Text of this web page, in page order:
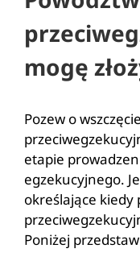
mogę
Pozew o
etapie
egzekucyjnego.
określające kiedy
Poniżej